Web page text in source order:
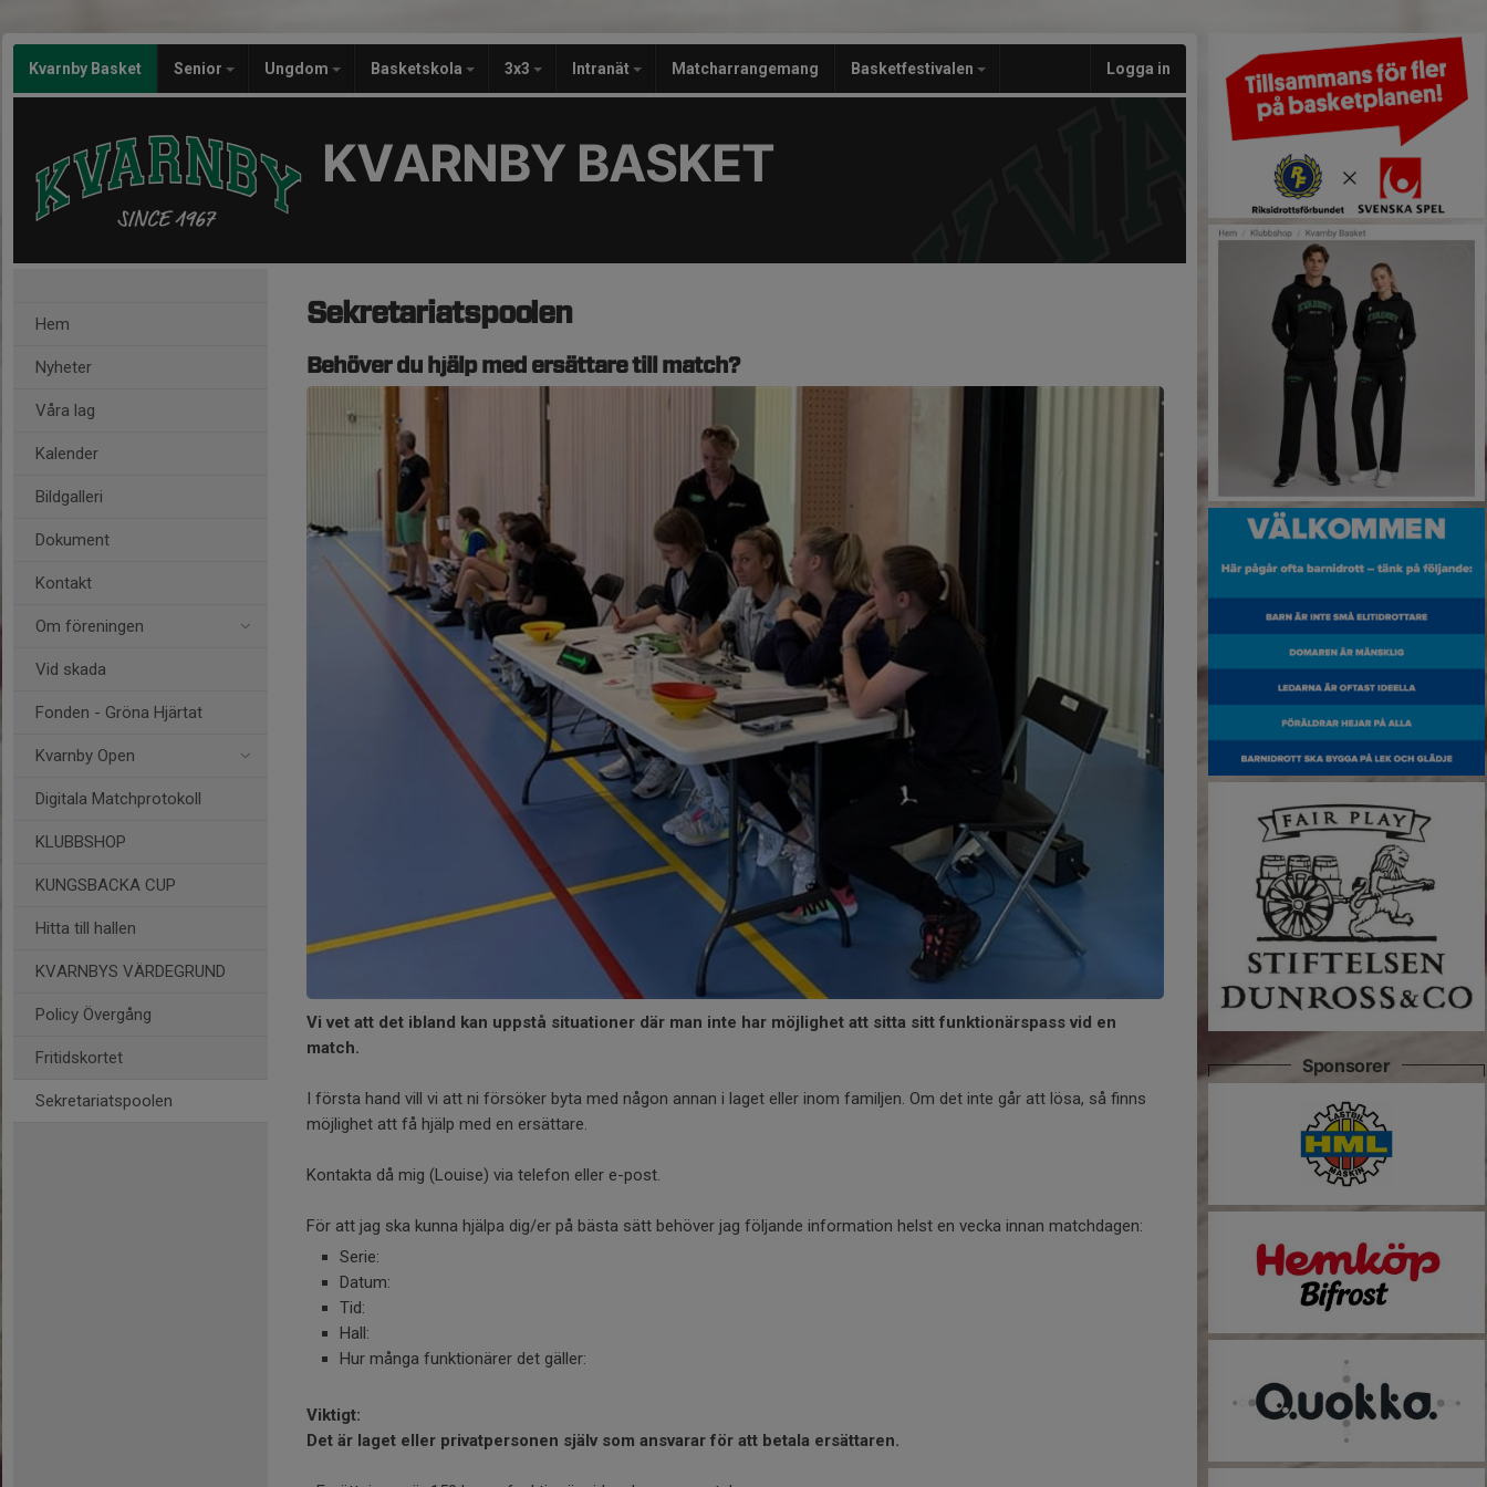
Kvarnby Basket Senior Ungdom Basketskola 3x3 Intranät Matcharrangemang Basketfestivalen Logga in
KVARNBY BASKET
Hem
Nyheter
Våra lag
Kalender
Bildgalleri
Dokument
Kontakt
Om föreningen
Vid skada
Fonden - Gröna Hjärtat
Kvarnby Open
Digitala Matchprotokoll
KLUBBSHOP
KUNGSBACKA CUP
Hitta till hallen
KVARNBYS VÄRDEGRUND
Policy Övergång
Fritidskortet
Sekretariatspoolen
Sekretariatspoolen
Behöver du hjälp med ersättare till match?
Vi vet att det ibland kan uppstå situationer där man inte har möjlighet att sitta sitt funktionärspass vid en
match.
I första hand vill vi att ni försöker byta med någon annan i laget eller inom familjen. Om det inte går att lösa, så finns
möjlighet att få hjälp med en ersättare.
Kontakta då mig (Louise) via telefon eller e-post.
För att jag ska kunna hjälpa dig/er på bästa sätt behöver jag följande information helst en vecka innan matchdagen:
Serie:
Datum:
Tid:
Hall:
Hur många funktionärer det gäller:
Viktigt:
Det är laget eller privatpersonen själv som ansvarar för att betala ersättaren.
Sponsorer